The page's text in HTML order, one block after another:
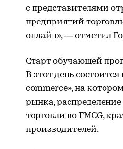
с представителями
предприятий
онлайн», ― отметил
Старт обучающей
В этот день
commerce», на
рынка,
торговли во FMCG,
производителей.